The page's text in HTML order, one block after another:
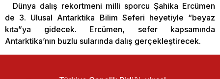
Dünya dalış rekortmeni milli sporcu Şahika Ercümen
de 3. Ulusal Antarktika Bilim Seferi heyetiyle “beyaz
kıta”ya gidecek. Ercümen, sefer kapsamında
Antarktika’nın buzlu sularında dalış gerçekleştirecek.